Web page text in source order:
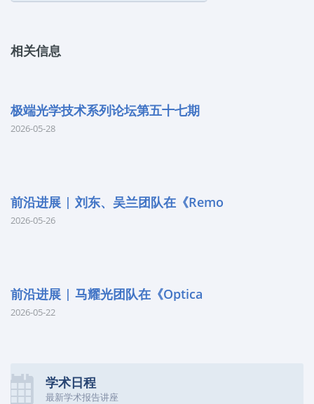
相关信息
极端光学技术系列论坛第五十七期
2026-05-28
前沿进展 | 刘东、吴兰团队在《Remo
2026-05-26
前沿进展 | 马耀光团队在《Optica
2026-05-22
学术日程
最新学术报告讲座